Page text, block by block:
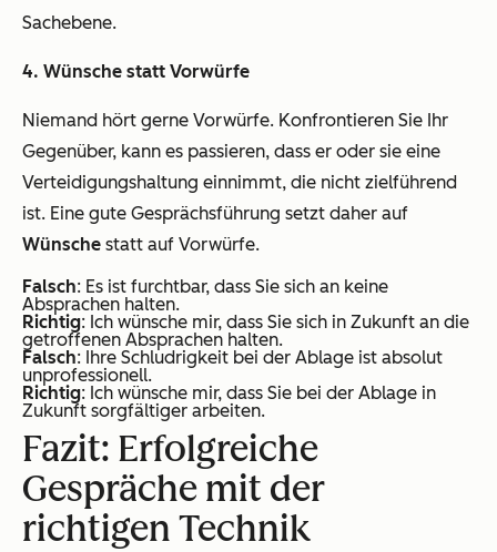
Sachebene.
4. Wünsche statt Vorwürfe
Niemand hört gerne Vorwürfe. Konfrontieren Sie Ihr
Gegenüber, kann es passieren, dass er oder sie eine
Verteidigungshaltung einnimmt, die nicht zielführend
ist. Eine gute Gesprächsführung setzt daher auf
Wünsche statt auf Vorwürfe.
Falsch: Es ist furchtbar, dass Sie sich an keine
Absprachen halten.
Richtig: Ich wünsche mir, dass Sie sich in Zukunft an die
getroffenen Absprachen halten.
Falsch: Ihre Schludrigkeit bei der Ablage ist absolut
unprofessionell.
Richtig: Ich wünsche mir, dass Sie bei der Ablage in
Zukunft sorgfältiger arbeiten.
Fazit: Erfolgreiche
Gespräche mit der
richtigen Technik